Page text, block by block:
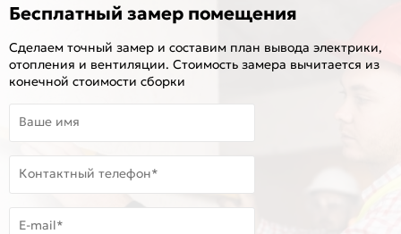
Бесплатный замер помещения
Сделаем точный замер и составим план вывода электрики,
отопления и вентиляции. Стоимость замера вычитается из
конечной стоимости сборки
Ваше имя
Контактный телефон*
E-mail*